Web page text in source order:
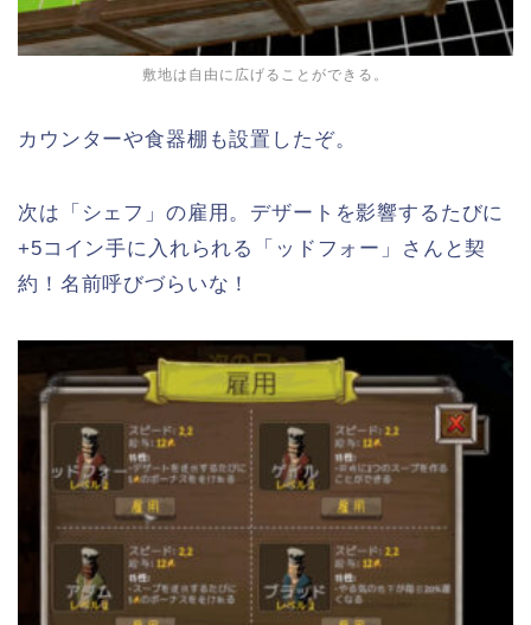
敷地は自由に広げることができる。
カウンターや食器棚も設置したぞ。
次は「シェフ」の雇用。デザートを影響するたびに
+5コイン手に入れられる「ッドフォー」さんと契
約！名前呼びづらいな！